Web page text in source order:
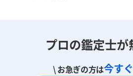
プロの鑑定士が
\ お急ぎの方は今すぐ